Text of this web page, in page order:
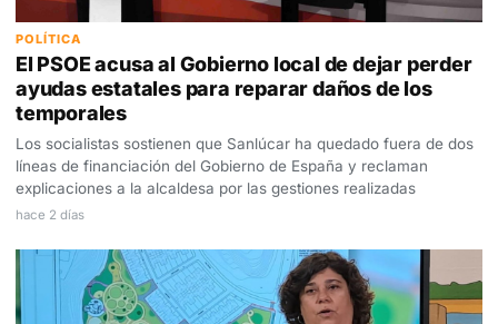
POLÍTICA
El PSOE acusa al Gobierno local de dejar perder
ayudas estatales para reparar daños de los
temporales
Los socialistas sostienen que Sanlúcar ha quedado fuera de dos
líneas de financiación del Gobierno de España y reclaman
explicaciones a la alcaldesa por las gestiones realizadas
hace 2 días